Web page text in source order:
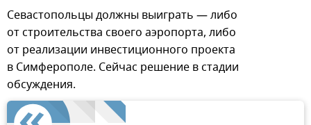
Севастопольцы должны выиграть — либо
от строительства своего аэропорта, либо
от реализации инвестиционного проекта
в Симферополе. Сейчас решение в стадии
обсуждения.